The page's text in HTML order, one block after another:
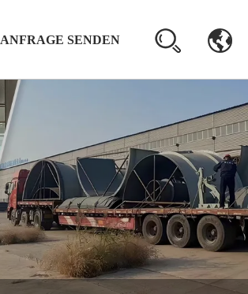
ANFRAGE SENDEN